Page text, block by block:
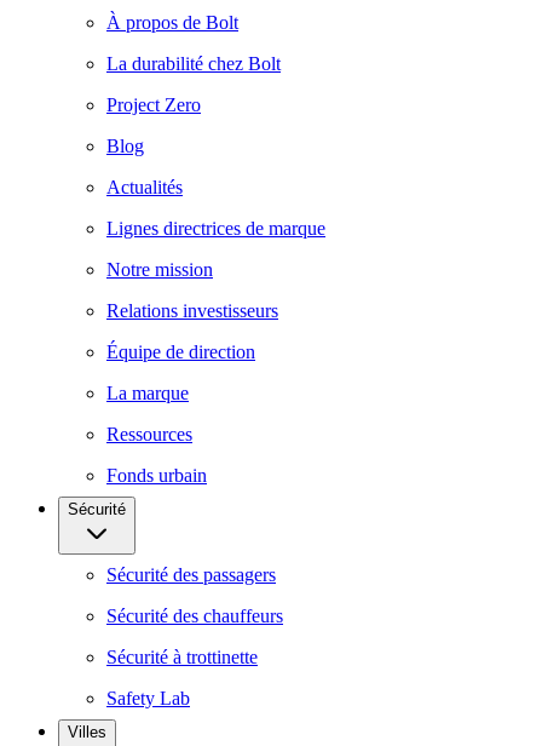
À propos de Bolt
La durabilité chez Bolt
Project Zero
Blog
Actualités
Lignes directrices de marque
Notre mission
Relations investisseurs
Équipe de direction
La marque
Ressources
Fonds urbain
Sécurité
Sécurité des passagers
Sécurité des chauffeurs
Sécurité à trottinette
Safety Lab
Villes